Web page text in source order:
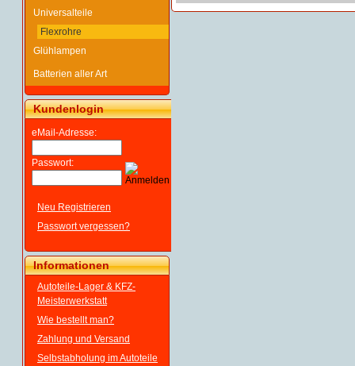
Universalteile
Flexrohre
Glühlampen
Batterien aller Art
Kundenlogin
eMail-Adresse:
Passwort:
Neu Registrieren
Passwort vergessen?
Informationen
Autoteile-Lager & KFZ-
Meisterwerkstatt
Wie bestellt man?
Zahlung und Versand
Selbstabholung im Autoteile